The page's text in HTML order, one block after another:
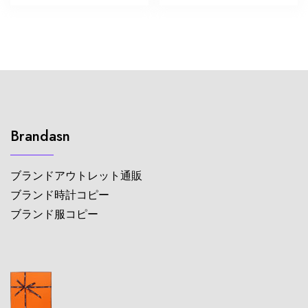
Brandasn
ブランドアウトレット通販
ブランド時計コピー
ブランド服コピー